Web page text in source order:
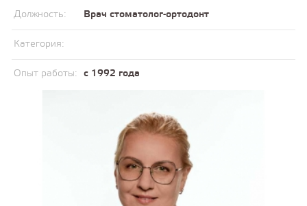
Должность: Врач стоматолог-ортодонт
Категория:
Опыт работы: с 1992 года